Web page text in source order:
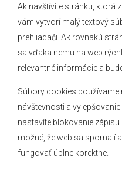
Ak navštívite stránku, ktorá
vám vytvorí malý textový
prehliadači. Ak rovnakú
sa vďaka nemu na web
relevantné informácie a
Súbory cookies
návštevnosti a
nastavíte blokovanie
možné, že web sa spomalí
fungovať úplne korektne.
O obci
Hlásenia obecného
Kontakt
Mapa stránok